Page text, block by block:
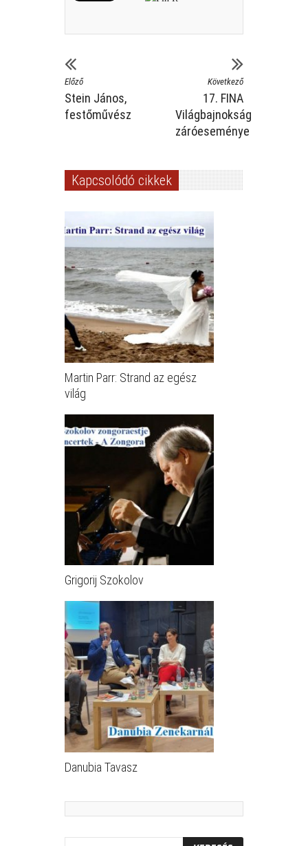
Előző
Stein János,
festőművész
Következő
17. FINA
Világbajnokság
záróeseménye
Kapcsolódó cikkek
Martin Parr: Strand az egész
világ
Grigorij Szokolov
Danubia Tavasz